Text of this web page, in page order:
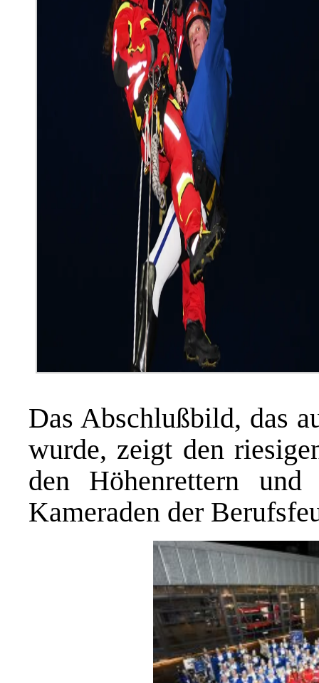
Das Abschlußbild, das
wurde, zeigt den
den Höhenrettern und
Kameraden der